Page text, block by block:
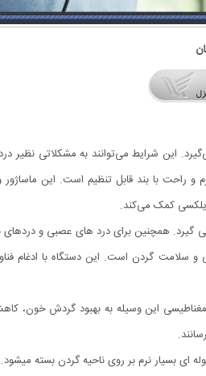
این شرایط می‌توانند به مشکلاتی نظیر
با بند قابل تنظیم است. این ماساژور و
ریلکسی کمک می‌کند.
گیرد. همچنین برای درد های عصبی و
سلامت گردن است. این دستگاه با ادغام
این وسیله به بهبود گردش خون،
ای بسیار نرم بر روی ناحیه گردن بسته